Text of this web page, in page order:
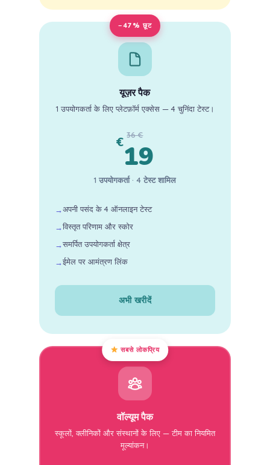
−47% छूट
यूज़र पैक
1 उपयोगकर्ता के लिए प्लेटफ़ॉर्म एक्सेस — 4 चुनिंदा टेस्ट।
36 €
€19
1 उपयोगकर्ता · 4 टेस्ट शामिल
अपनी पसंद के 4 ऑनलाइन टेस्ट
विस्तृत परिणाम और स्कोर
समर्पित उपयोगकर्ता क्षेत्र
ईमेल पर आमंत्रण लिंक
अभी खरीदें
सबसे लोकप्रिय
वॉल्यूम पैक
स्कूलों, क्लीनिकों और संस्थानों के लिए — टीम का नियमित
मूल्यांकन।